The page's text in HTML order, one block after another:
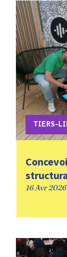
TIERS-
16 Avr 2026